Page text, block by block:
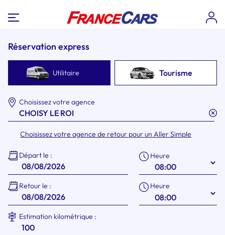
Réservation express
Utilitaire Tourisme
Choisissez votre agence
Choisissez votre agence de retour pour un Aller Simple
Départ le : Heure
Retour le : Heure
Estimation kilométrique :